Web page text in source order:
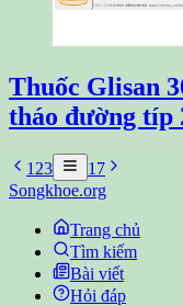
Thuốc Glisan
tháo đường típ
1 23
17
Songkhoe.org
Trang chủ
Tìm kiếm
Bài viết
Hỏi đáp